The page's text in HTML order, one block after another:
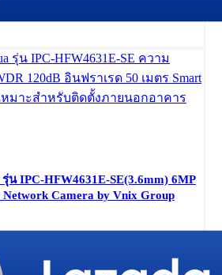
น IPC-HFW4631E-SE(3.6mm) 6MP
Camera by Vnix Group